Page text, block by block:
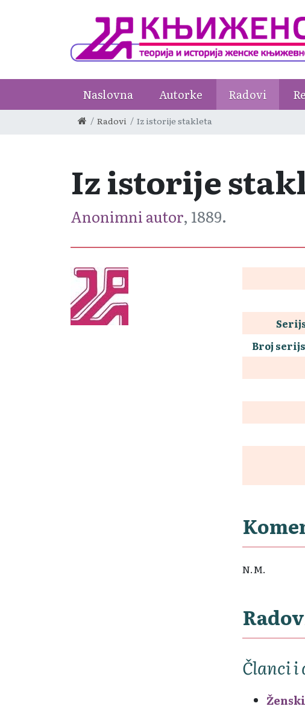
Naslovna Autorke Radovi
Radovi Iz istorije stakleta
Iz istorije
Anonimni autor, 1889.
Broj
N.M.
Članci i